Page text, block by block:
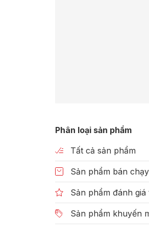
Phân loại sản phẩm
Tất cả sản phẩm
Sản phẩm bán chạy
Sản phẩm đánh giá
Sản phẩm khuyến